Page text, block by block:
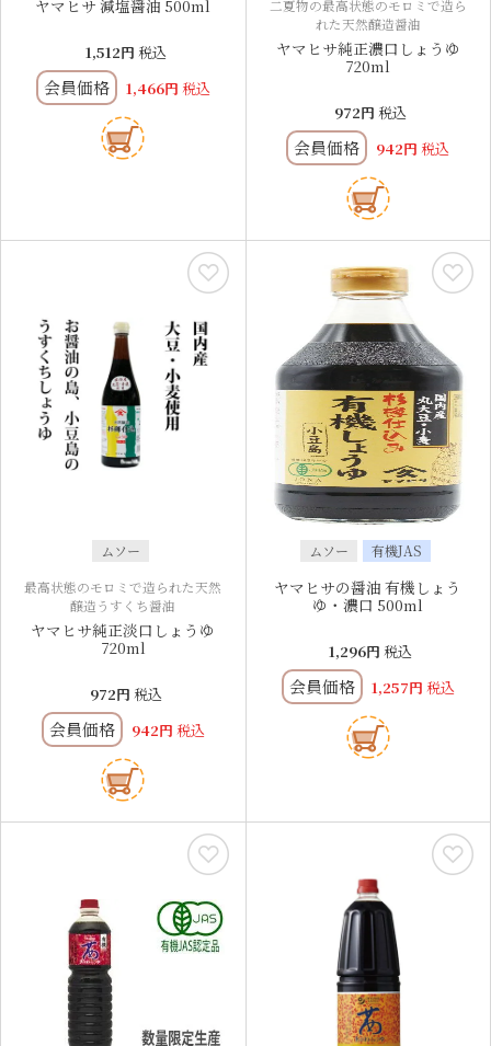
ヤマヒサ 減塩醤油 500ml
1,512 税込
会員価格 1,466 税込
二夏物の最高状態のモロミで造ら
れた天然醸造醤油
ヤマヒサ純正濃口しょうゆ
720ml
972 税込
会員価格 942 税込
ムソー
最高状態のモロミで造られた天然
醸造うすくち醤油
ヤマヒサ純正淡口しょうゆ
720ml
972 税込
会員価格 942 税込
ムソー 有機JAS
ヤマヒサの醤油 有機しょう
ゆ・濃口 500ml
1,296 税込
会員価格 1,257 税込